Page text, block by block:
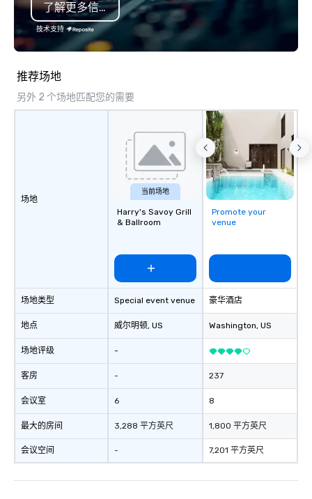
and play. When you’re
了解更多信息
技术支持
推荐场地
另外 2 个场地匹配您的需要
场地
场地类型
地点
场地评级
客房
会议室
最大的房间
会议空间
当前场地
Harry's Savoy Grill
& Ballroom
Special event venue
威尔明顿, US
-
-
6
3,288 平方英尺
-
Promote your
venue
豪华酒店
Washington, US
237
8
1,800 平方英尺
7,201 平方英尺